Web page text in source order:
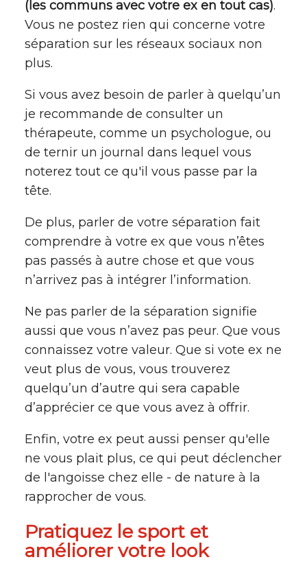
(les communs avec votre ex en tout cas).
Vous ne postez rien qui concerne votre
séparation sur les réseaux sociaux non
plus.
Si vous avez besoin de parler à quelqu’un
je recommande de consulter un
thérapeute, comme un psychologue, ou
de ternir un journal dans lequel vous
noterez tout ce qu'il vous passe par la
tête.
De plus, parler de votre séparation fait
comprendre à votre ex que vous n’êtes
pas passés à autre chose et que vous
n’arrivez pas à intégrer l’information.
Ne pas parler de la séparation signifie
aussi que vous n’avez pas peur. Que vous
connaissez votre valeur. Que si vote ex ne
veut plus de vous, vous trouverez
quelqu’un d’autre qui sera capable
d’apprécier ce que vous avez à offrir.
Enfin, votre ex peut aussi penser qu'elle
ne vous plait plus, ce qui peut déclencher
de l'angoisse chez elle - de nature à la
rapprocher de vous.
Pratiquez le sport et
améliorer votre look